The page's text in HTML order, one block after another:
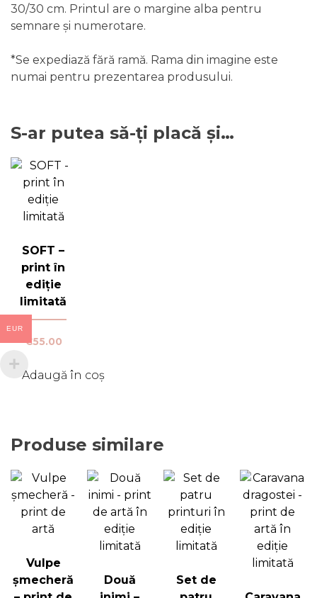
30/30 cm. Printul are o margine alba pentru
semnare și numerotare.
*Se expediază fără ramă. Rama din imagine este
numai pentru prezentarea produsului.
S-ar putea să-ți placă și…
SOFT –
print în
ediție
limitată
€55.00
Adaugă în coș
Produse similare
Vulpe
șmecheră
Două
Set de
EUR